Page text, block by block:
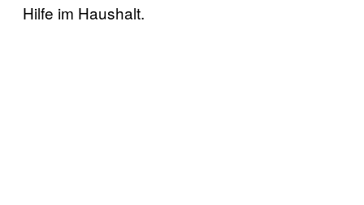
Hilfe im Haushalt.